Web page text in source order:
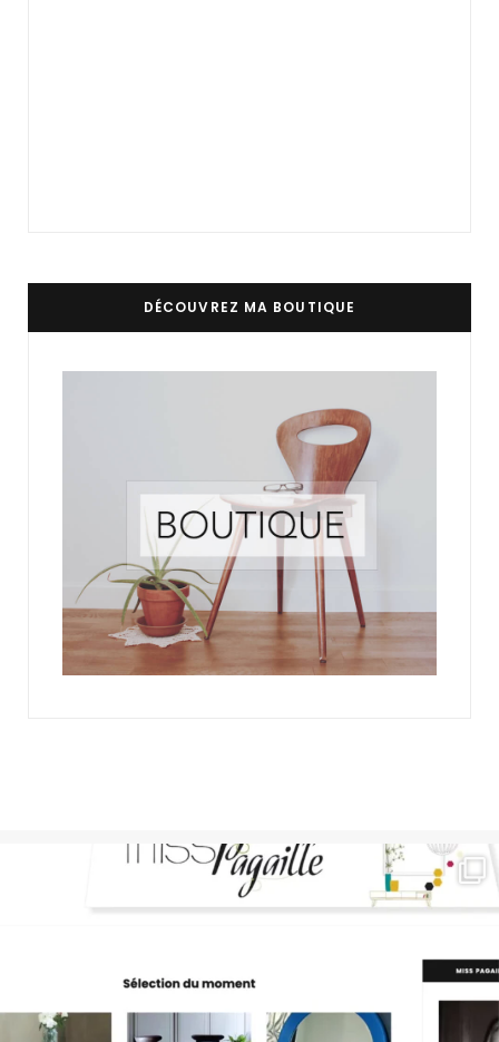
DÉCOUVREZ MA BOUTIQUE